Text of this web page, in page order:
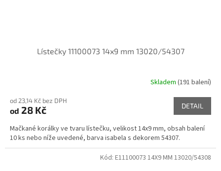
Lístečky 11100073 14x9 mm 13020/54307
Skladem (191 balení)
od 23,14 Kč bez DPH
od 28 Kč DETAIL
Mačkané korálky ve tvaru lístečku, velikost 14x9 mm, obsah balení
10 ks nebo níže uvedené, barva isabela s dekorem 54307.
Kód: E11100073 14X9 MM 13020/54308